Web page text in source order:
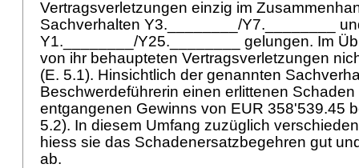
Vertragsverletzungen einzig im
Sachverhalten Y3.________/Y7.________
Y1.________/Y25.________ gelungen. Im
von ihr behaupteten Vertragsverletzungen
(E. 5.1). Hinsichtlich der genannten
Beschwerdeführerin einen erlittenen
entgangenen Gewinns von EUR 358'539.45
5.2). In diesem Umfang zuzüglich
hiess sie das Schadenersatzbegehren gut
ab.